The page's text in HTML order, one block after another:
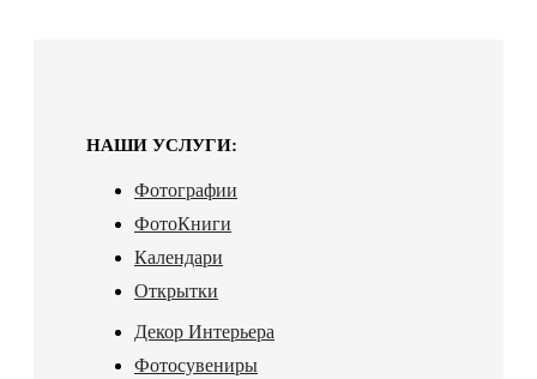
НАШИ УСЛУГИ:
Фотографии
ФотоКниги
Календари
Открытки
Декор Интерьера
Фотосувениры